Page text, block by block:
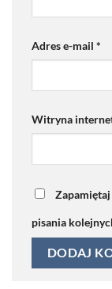
Adres e-mail *
Witryna
pisania